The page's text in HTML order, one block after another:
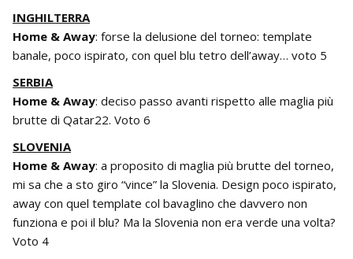
INGHILTERRA
Home & Away: forse la delusione del torneo: template
banale, poco ispirato, con quel blu tetro dell’away… voto 5
SERBIA
Home & Away: deciso passo avanti rispetto alle maglia più
brutte di Qatar22. Voto 6
SLOVENIA
Home & Away: a proposito di maglia più brutte del torneo,
mi sa che a sto giro “vince” la Slovenia. Design poco ispirato,
away con quel template col bavaglino che davvero non
funziona e poi il blu? Ma la Slovenia non era verde una volta?
Voto 4